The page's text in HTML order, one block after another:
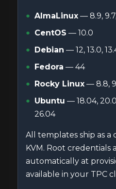
AlmaLinux — 8.9, 9.7,
CentOS — 10.0
Debian — 12, 13.0,
Fedora — 44
Rocky Linux — 8.8,
Ubuntu — 18.04,
26.04
All templates ship as a
KVM. Root credentials
automatically at
available in your TPC